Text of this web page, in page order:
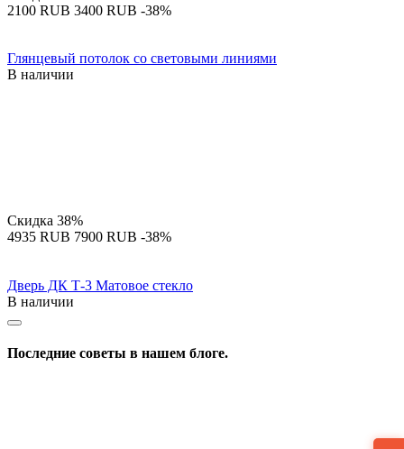
‍2100‍ RUB ‍3400‍ RUB -38%
Глянцевый потолок со световыми линиями
В наличии
Скидка 38%
‍4935‍ RUB ‍7900‍ RUB -38%
Дверь ДК Т-3 Матовое стекло
В наличии
Последние советы в нашем блоге.